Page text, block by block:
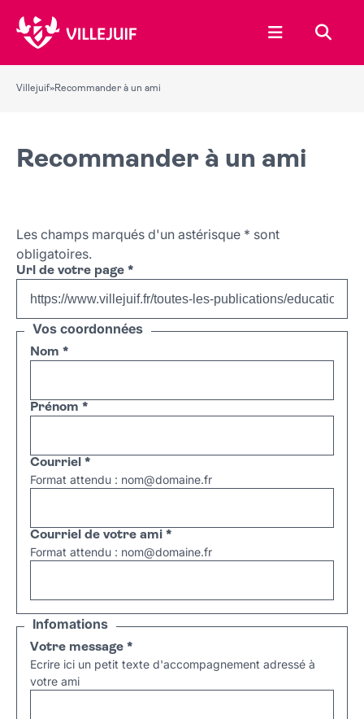
Ouvrir le
Villejuif»Recommander à un ami
Recommander à un ami
Les champs marqués d'un astérisque * sont
obligatoires.
Url de votre page *
Vos coordonnées
Nom *
Prénom *
Courriel *
Format attendu : nom@domaine.fr
Courriel de votre ami *
Format attendu : nom@domaine.fr
Infomations
Votre message *
Ecrire ici un petit texte d'accompagnement adressé à
votre ami